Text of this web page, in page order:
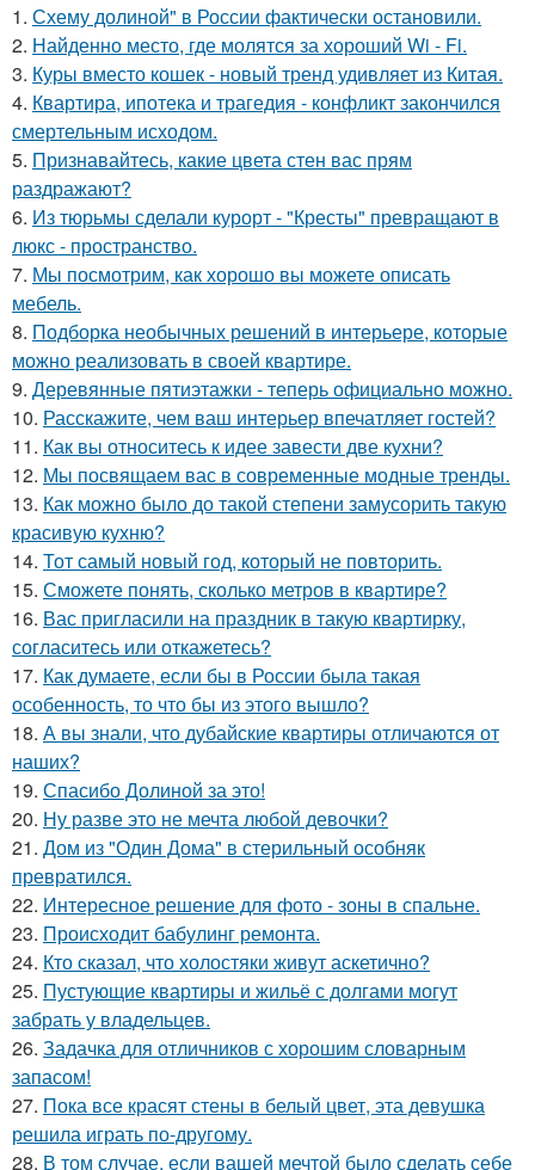
1. Схему долиной" в России фактически остановили.
2. Найденно место, где молятся за хороший Wi - Fi.
3. Куры вместо кошек - новый тренд удивляет из Китая.
4. Квартира, ипотека и трагедия - конфликт закончился
смертельным исходом.
5. Признавайтесь, какие цвета стен вас прям
раздражают?
6. Из тюрьмы сделали курорт - "Кресты" превращают в
люкс - пространство.
7. Мы посмотрим, как хорошо вы можете описать
мебель.
8. Подборка необычных решений в интерьере, которые
можно реализовать в своей квартире.
9. Деревянные пятиэтажки - теперь официально можно.
10. Расскажите, чем ваш интерьер впечатляет гостей?
11. Как вы относитесь к идее завести две кухни?
12. Мы посвящаем вас в современные модные тренды.
13. Как можно было до такой степени замусорить такую
красивую кухню?
14. Тот самый новый год, который не повторить.
15. Сможете понять, сколько метров в квартире?
16. Вас пригласили на праздник в такую квартирку,
согласитесь или откажетесь?
17. Как думаете, если бы в России была такая
особенность, то что бы из этого вышло?
18. А вы знали, что дубайские квартиры отличаются от
наших?
19. Спасибо Долиной за это!
20. Ну разве это не мечта любой девочки?
21. Дом из "Один Дома" в стерильный особняк
превратился.
22. Интересное решение для фото - зоны в спальне.
23. Происходит бабулинг ремонта.
24. Кто сказал, что холостяки живут аскетично?
25. Пустующие квартиры и жильё с долгами могут
забрать у владельцев.
26. Задачка для отличников с хорошим словарным
запасом!
27. Пока все красят стены в белый цвет, эта девушка
решила играть по-другому.
28. В том случае, если вашей мечтой было сделать себе